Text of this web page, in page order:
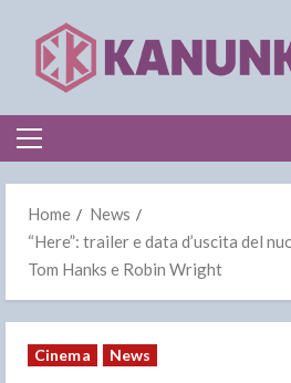
content
Primary
Home
News
“Here”: trailer e data d’uscita del
Tom Hanks e Robin Wright
Cinema News